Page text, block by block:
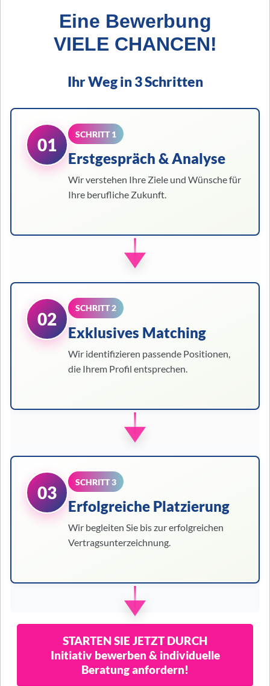
Eine Bewerbung
VIELE CHANCEN!
Ihr Weg in 3 Schritten
01
SCHRITT 1
Erstgespräch & Analyse
Wir verstehen Ihre Ziele und Wünsche für
Ihre berufliche Zukunft.
02
SCHRITT 2
Exklusives Matching
Wir identifizieren passende Positionen,
die Ihrem Profil entsprechen.
03
SCHRITT 3
Erfolgreiche Platzierung
Wir begleiten Sie bis zur erfolgreichen
Vertragsunterzeichnung.
STARTEN SIE JETZT DURCH
Initiativ bewerben & individuelle
Beratung anfordern!